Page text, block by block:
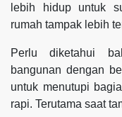
lebih hidup untuk
rumah tampak lebih
Perlu diketahui
bangunan dengan
untuk menutupi
rapi. Terutama saat